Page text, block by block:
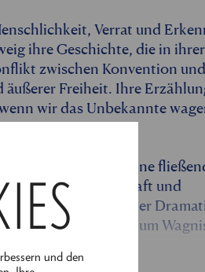
und den
Verrat und
ihre Geschichte, die in ihrer
zwischen Konvention
äußerer Freiheit. Ihre
wir das Unbekannte
uns eröffnet sich eine
Leidenschaft und
sich in einer
ein zum Tanz, zum